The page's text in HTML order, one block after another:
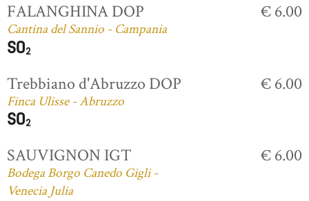
FALANGHINA DOP
Cantina del Sannio - Campania
€ 6.00
Trebbiano d'Abruzzo DOP
Finca Ulisse - Abruzzo
€ 6.00
SAUVIGNON IGT
Bodega Borgo Canedo Gigli -
Venecia Julia
€ 6.00